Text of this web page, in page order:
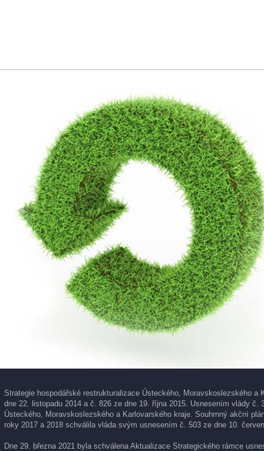
Strategie hospodářské restrukturalizace Ústeckého, Moravskoslezského
dne 22. listopadu 2014 a č. 826 ze dne 19. října 2015. Usnesením vlády
Ústeckého, Moravskoslezského a Karlovarského kraje. Souhrnný akční
roky 2017 a 2018 schválila vláda svým usnesením č. 503 ze dne 10.
Dne 29. března 2021 byla schválena Aktualizace Strategického rámce